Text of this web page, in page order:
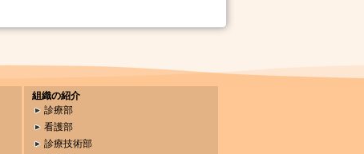
組織の紹介
診療部
看護部
診療技術部